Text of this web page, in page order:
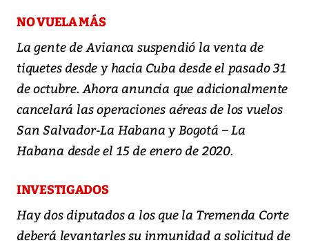
NO VUELA MÁS
La gente de Avianca suspendió la venta de
tiquetes desde y hacia Cuba desde el pasado 31
de octubre. Ahora anuncia que adicionalmente
cancelará las operaciones aéreas de los vuelos
San Salvador-La Habana y Bogotá – La
Habana desde el 15 de enero de 2020.
INVESTIGADOS
Hay dos diputados a los que la Tremenda Corte
deberá levantarles su inmunidad a solicitud de